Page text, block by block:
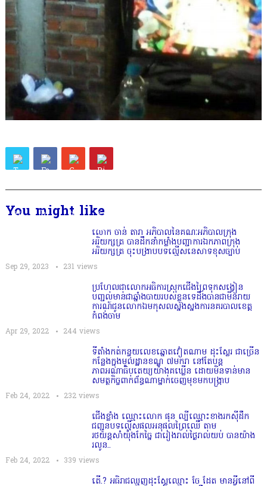
You might like
លោក​ ចាន់​ តារា​ អភិបាល​នៃ​គណៈអភិបាលក្រុង
អរិយក្សត្រ​ បាន​ដឹកនាំ​កម្លាំង​បញ្ជាការ​ឯកភាពក្រុង​
អរិយក្សត្រ​ ចុះបង្រាបបទល្មេីសនេសាទខុសច្បាប់
Sep 29, 2023 231 views
ប្រហែលជាលោកអធិការស្រុកជើងព្រៃទុកសង្វៀន
បញ្ជល់មាន់ជាឆ្នាំងបាយរបស់ខ្លួនទេដឹងបានជាមិនរាយ
ការណ៍ជូនលោកឯមកុសលស្នងស្នងការនគរបាលខេត្ត
កំពង់ចាម
Apr 29, 2022 244 views
ទីតាំងកត់កន្ទុយលេខឆ្នោតវៀតណាម ដុះស្លែរ ជាច្រើន
កន្លែងក្នុងមូលដ្ឋានខណ្ឌ ៧មករា នៅតែបន្ត
ភាពអណាធិបតេយ្យយ៉ាងគឃ្លើន ដោយមិនទាន់មាន
សមត្ថកិច្ចពាក់ព័ន្ធណាម្នាក់ចេញមុខមកបង្ក្រាប
Feb 24, 2022 232views
ជើងខ្លាំង ឈ្មោះលោក ផុន ល្បីឈ្មោះខាងរកស៊ីដឹក
ជញ្ជូនបទល្មើសផលអនុផលព្រៃឈើ តាម
រថយន្តសាំយ៉ុងកែច្នៃ ជារៀងរាល់ថ្ងៃរាល់យប់ បានយ៉ាង
រលូន..
Feb 24, 2022 339 views
តើ.? អធិរាជឈ្មួញដុះស្លែឈ្មោះ ចែ ដែត មានអ្វីនៅពី